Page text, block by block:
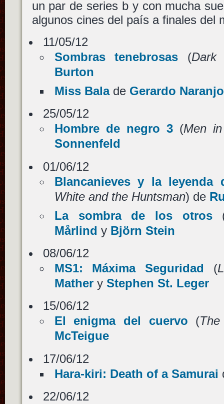
un par de series b y con mucha
algunos cines del país a finales del
11/05/12
Sombras tenebrosas (Dark
Burton
Miss Balade Gerardo Naranjo
25/05/12
Hombre de negro 3(Men
Sonnenfeld
01/06/12
Blancanieves y la leyenda
White and the Huntsman) de
La sombra de los otros
Mårlind y Björn Stein
08/06/12
MS1: Máxima Seguridad (
Mathery Stephen St. Leger
15/06/12
El enigma del cuervo (
McTeigue
17/06/12
Hara-kiri: Death of a Samurai
22/06/12